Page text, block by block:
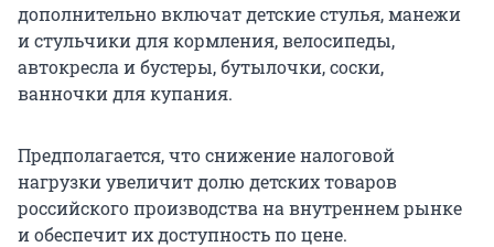
дополнительно включат детские стулья, манежи
и стульчики для кормления, велосипеды,
автокресла и бустеры, бутылочки, соски,
ванночки для купания.
Предполагается, что снижение налоговой
нагрузки увеличит долю детских товаров
российского производства на внутреннем рынке
и обеспечит их доступность по цене.